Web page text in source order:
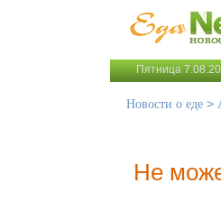
Пятница
Новости о еде >
Не